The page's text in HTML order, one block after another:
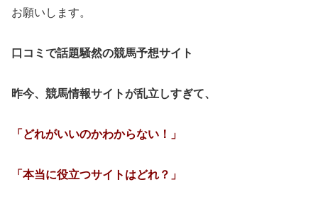
お願いします。
口コミで話題騒然の競馬予想サイト
昨今、競馬情報サイトが乱立しすぎて、
「どれがいいのかわからない！」
「本当に役立つサイトはどれ？」